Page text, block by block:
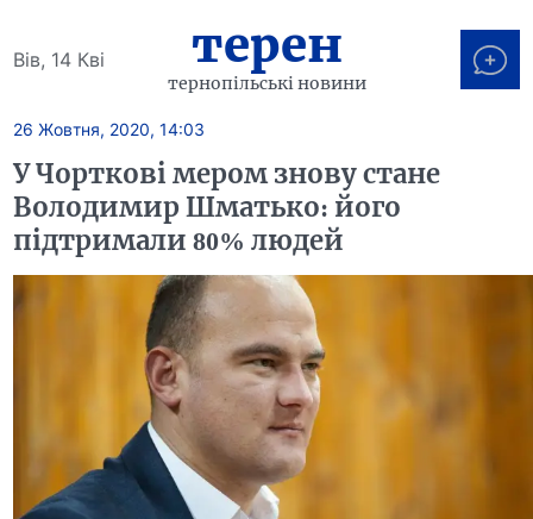
Вів, 14 Кві терен
тернопільські новини
26 Жовтня, 2020, 14:03
У Чорткові мером знову стане
Володимир Шматько: його
підтримали 80% людей